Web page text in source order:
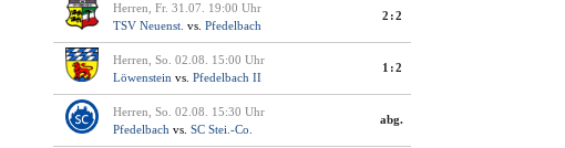
Herren, Fr. 31.07. 19:00 Uhr
TSV Neuenst. vs. Pfedelbach
2:2
Herren, So. 02.08. 15:00 Uhr
Löwenstein vs. Pfedelbach II
1:2
Herren, So. 02.08. 15:30 Uhr
Pfedelbach vs. SC Stei.-Co.
abg.